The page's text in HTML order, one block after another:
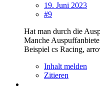
19. Juni 2023
#9
Hat man durch die
Manche
Beispiel cs Racing,
Inhalt melden
Zitieren